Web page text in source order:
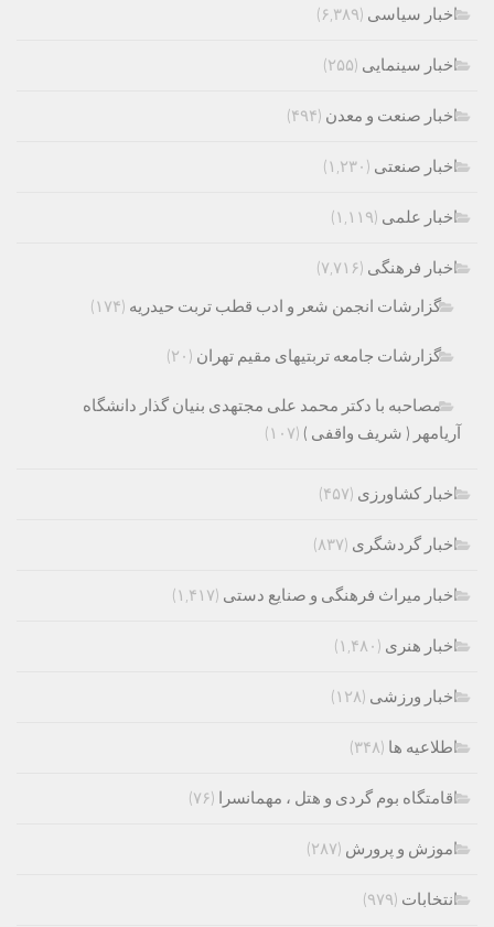
اخبار سیاسی (۶,۳۸۹)
اخبار سینمایی (۲۵۵)
اخبار صنعت و معدن (۴۹۴)
اخبار صنعتی (۱,۲۳۰)
اخبار علمی (۱,۱۱۹)
اخبار فرهنگی (۷,۷۱۶)
گزارشات انجمن شعر و ادب قطب تربت حیدریه (۱۷۴)
گزارشات جامعه تربتیهای مقیم تهران (۲۰)
مصاحبه با دکتر محمد علی مجتهدی بنیان گذار دانشگاه
آریامهر ( شریف واقفی ) (۱۰۷)
اخبار کشاورزی (۴۵۷)
اخبار گردشگری (۸۳۷)
اخبار میراث فرهنگی و صنایع دستی (۱,۴۱۷)
اخبار هنری (۱,۴۸۰)
اخبار ورزشی (۱۲۸)
اطلاعیه ها (۳۴۸)
اقامتگاه بوم گردی و هتل ، مهمانسرا (۷۶)
اموزش و پرورش (۲۸۷)
انتخابات (۹۷۹)